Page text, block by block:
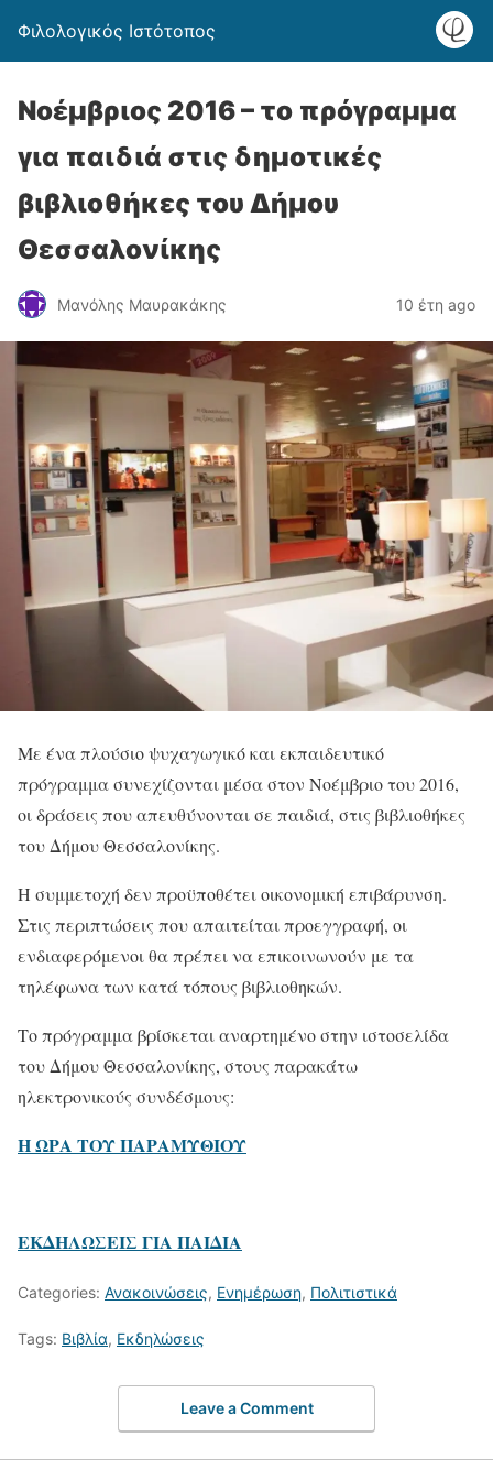
Φιλολογικός Ιστότοπος
Νοέμβριος 2016 – το πρόγραμμα
για παιδιά στις δημοτικές
βιβλιοθήκες του Δήμου
Θεσσαλονίκης
Μανόλης Μαυρακάκης 10 έτη ago
Με ένα πλούσιο ψυχαγωγικό και εκπαιδευτικό
πρόγραμμα συνεχίζονται μέσα στον Νοέμβριο του 2016,
οι δράσεις που απευθύνονται σε παιδιά, στις βιβλιοθήκες
του Δήμου Θεσσαλονίκης.
Η συμμετοχή δεν προϋποθέτει οικονομική επιβάρυνση.
Στις περιπτώσεις που απαιτείται προεγγραφή, οι
ενδιαφερόμενοι θα πρέπει να επικοινωνούν με τα
τηλέφωνα των κατά τόπους βιβλιοθηκών.
Το πρόγραμμα βρίσκεται αναρτημένο στην ιστοσελίδα
του Δήμου Θεσσαλονίκης, στους παρακάτω
ηλεκτρονικούς συνδέσμους:
Η ΩΡΑ ΤΟΥ ΠΑΡΑΜΥΘΙΟΥ
ΕΚΔΗΛΩΣΕΙΣ ΓΙΑ ΠΑΙΔΙΑ
Categories: Ανακοινώσεις, Ενημέρωση, Πολιτιστικά
Tags: Βιβλία, Εκδηλώσεις
Leave a Comment